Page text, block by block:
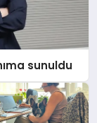
sunuldu